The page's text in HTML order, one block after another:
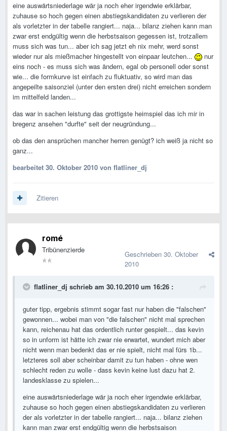
eine auswärtsniederlage wär ja noch eher irgendwie erklärbar,
zuhause so hoch gegen einen abstiegskandidaten zu verlieren der
als vorletzter in der tabelle rangiert... naja... bilanz ziehen kann man
zwar erst endgültig wenn die herbstsaison gegessen ist, trotzallem
muss sich was tun... aber ich sag jetzt eh nix mehr, werd sonst
wieder nur als mießmacher hingestellt von einpaar leutchen...
nur
eins noch - es muss sich was ändern, egal ob personell oder sonst
wie... die formkurve ist einfach zu fluktuativ, so wird man das
angepeilte saisonziel (unter den ersten drei) nicht erreichen sondern
im mittelfeld landen...
das war in sachen leistung das grottigste heimspiel das ich mir in
bregenz ansehen "durfte" seit der neugründung...
ob das den ansprüchen mancher herren genügt? ich weiß ja nicht so
ganz...
bearbeitet 30. Oktober 2010 von flatliner_dj
Zitieren
romé
Tribünenzierde Geschrieben 30. Oktober
2010
flatliner_dj schrieb am 30.10.2010 um 16:26 :
guter tipp, ergebnis stimmt sogar fast nur haben die "falschen"
gewonnen... wobei man von "die falschen" nicht mal sprechen
kann, reichenau hat das ordentlich runter gespielt... das kevin
so in unform ist hätte ich zwar nie erwartet, wundert mich aber
nicht wenn man bedenkt das er nie spielt, nicht mal fürs 1b...
letzteres soll aber scheinbar damit zu tun haben - ohne wen
schlecht reden zu wolle - dass kevin keine lust dazu hat 2.
landesklasse zu spielen...
eine auswärtsniederlage wär ja noch eher irgendwie erklärbar,
zuhause so hoch gegen einen abstiegskandidaten zu verlieren
der als vorletzter in der tabelle rangiert... naja... bilanz ziehen
kann man zwar erst endgültig wenn die herbstsaison